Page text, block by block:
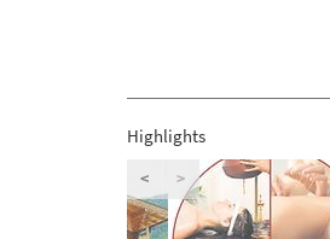
Highlights
< >